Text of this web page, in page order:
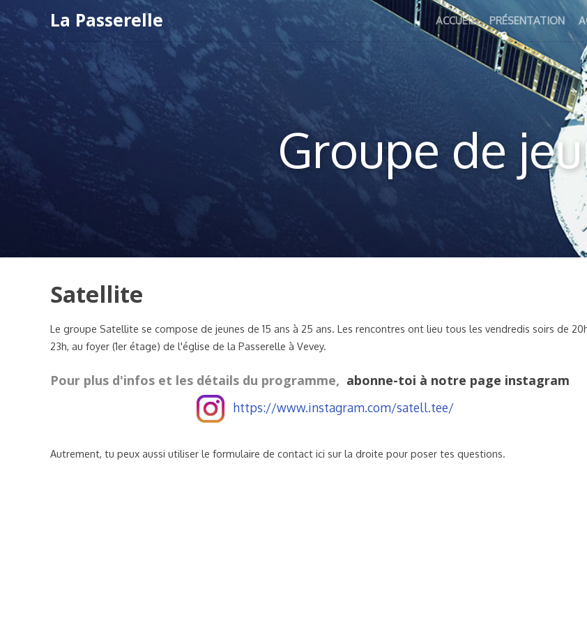
La Passerelle ACCUEIL PRÉSENTATION
Groupe de
Satellite
Le groupe Satellite se compose de jeunes de 15 ans à 25 ans. Les rencontres ont lieu tous les vendredis soirs de
23h, au foyer (1er étage) de l'église de la Passerelle à Vevey.
Pour plus d'infos et les détails du programme, abonne-toi à notre page instagram
https://www.instagram.com/satell.tee/
Autrement, tu peux aussi utiliser le formulaire de contact ici sur la droite pour poser tes questions.